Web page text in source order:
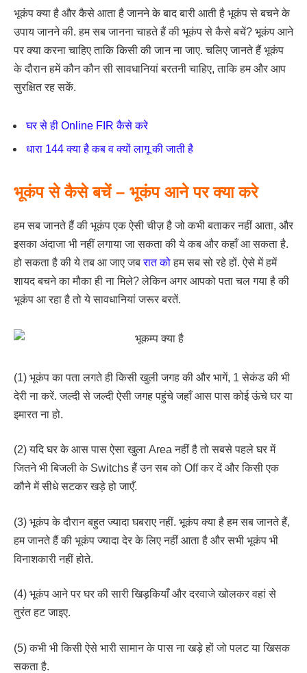
भूकंप क्या है और कैसे आता है जानने के बाद बारी आती है भूकंप से बचने के
उपाय जानने की. हम सब जानना चाहते हैं की भूकंप से कैसे बचें? भूकंप आने
पर क्या करना चाहिए ताकि किसी की जान ना जाए. चलिए जानते हैं भूकंप
के दौरान हमें कौन कौन सी सावधानियां बरतनी चाहिए, ताकि हम और आप
सुरक्षित रह सकें.
घर से ही Online FIR कैसे करे
धारा 144 क्या है कब व क्यों लागू की जाती है
भूकंप से कैसे बचें – भूकंप आने पर क्या करे
हम सब जानते हैं की भूकंप एक ऐसी चीज़ है जो कभी बताकर नहीं आता, और
इसका अंदाजा भी नहीं लगाया जा सकता की ये कब और कहाँ आ सकता है.
हो सकता है की ये तब आ जाए जबरात कोहम सब सो रहे हों. ऐसे में हमें
शायद बचने का मौका ही ना मिले? लेकिन अगर आपको पता चल गया है की
भूकंप आ रहा है तो ये सावधानियां जरूर बरतें.
(1) भूकंप का पता लगते ही किसी खुली जगह की और भागें, 1 सेकंड की भी
देरी ना करें. जल्दी से जल्दी ऐसी जगह पहुंचे जहाँ आस पास कोई ऊंचे घर या
इमारत ना हो.
(2) यदि घर के आस पास ऐसा खुला Area नहीं है तो सबसे पहले घर में
जितने भी बिजली के Switchs हैं उन सब को Off कर दें और किसी एक
कौने में सीधे सटकर खड़े हो जाएँ.
(3) भूकंप के दौरान बहुत ज्यादा घबराए नहीं. भूकंप क्या है हम सब जानते हैं,
हम जानते हैं की भूकंप ज्यादा देर के लिए नहीं आता है और सभी भूकंप भी
विनाशकारी नहीं होते.
(4) भूकंप आने पर घर की सारी खिड़कियाँ और दरवाजे खोलकर वहां से
तुरंत हट जाइए.
(5) कभी भी किसी ऐसे भारी सामान के पास ना खड़े हों जो पलट या खिसक
सकता है.